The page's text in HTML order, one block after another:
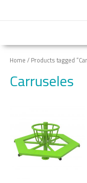
Home / Products tagged
Carruseles